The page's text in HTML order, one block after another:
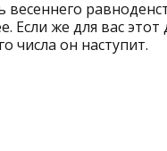
весеннего
Если же для вас
числа он наступит.